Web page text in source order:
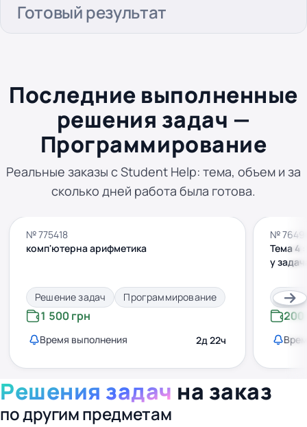
Готовый результат
Последние выполненные
решения задач —
Программирование
Реальные заказы с Student Help: тема, объем и за
сколько дней работа была готова.
№ 775418
комп'ютерна арифметика
Решение задач Программирование
1 500 грн
Время выполнения 2д 22ч
№
Тема 4
у
200
Решения задач на заказ
по другим предметам